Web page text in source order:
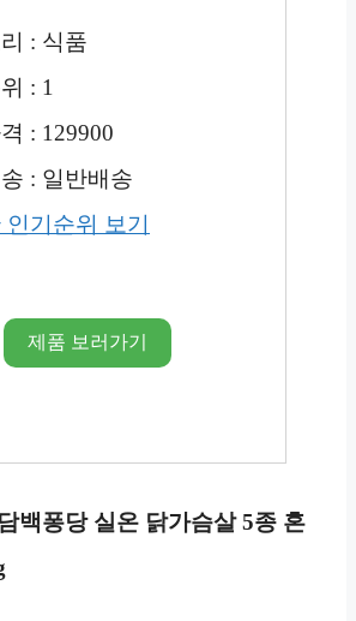
: 식품
: 1
: 129900
: 일반배송
인기순위 보기
제품 보러가기
백퐁당 실온 닭가슴살 5종 혼